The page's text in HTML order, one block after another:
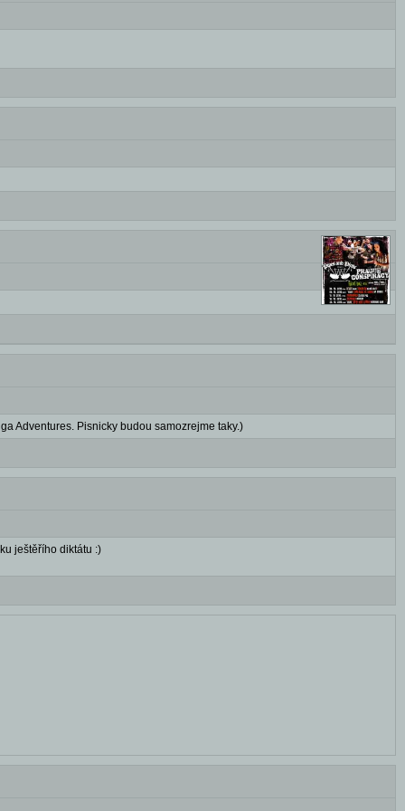
Adventures. Pisnicky budou samozrejme taky.)
ještěřího diktátu :)